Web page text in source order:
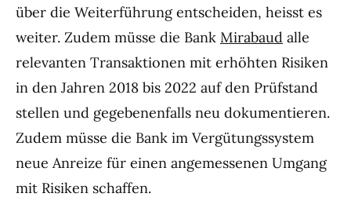
über die Weiterführung entscheiden, heisst es
weiter. Zudem müsse die Bank Mirabaud alle
relevanten Transaktionen mit erhöhten Risiken
in den Jahren 2018 bis 2022 auf den Prüfstand
stellen und gegebenenfalls neu dokumentieren.
Zudem müsse die Bank im Vergütungssystem
neue Anreize für einen angemessenen Umgang
mit Risiken schaffen.